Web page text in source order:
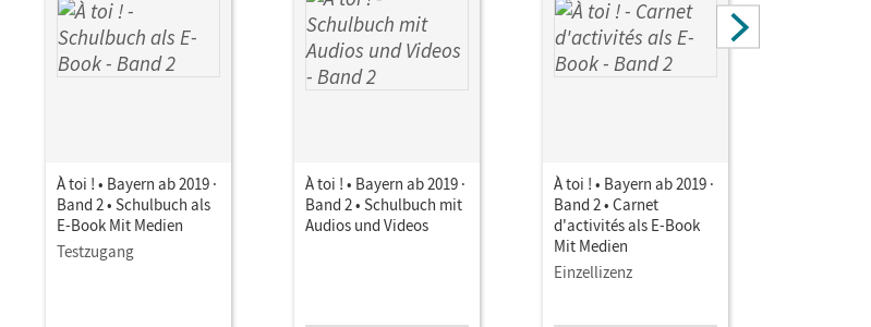
À toi ! • Bayern ab 2019 ·
Band 2 • Schulbuch als
E-Book Mit Medien
Testzugang
À toi ! • Bayern ab 2019 ·
Band 2 • Schulbuch mit
Audios und Videos
À toi ! • Bayern ab 2019 ·
Band 2 • Carnet
d'activités als E-Book
Mit Medien
Einzellizenz